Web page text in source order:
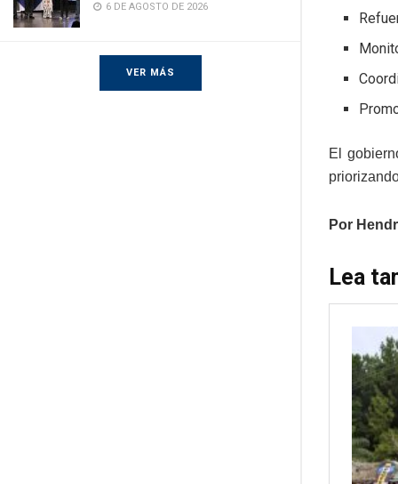
6 DE AGOSTO DE 2026
VER MÁS
El
Por
Lea